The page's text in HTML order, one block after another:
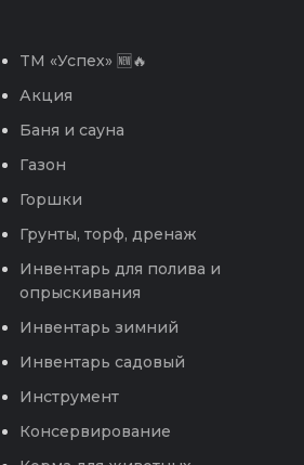
TM «Успех» 🆕🔥
Акция
Баня и сауна
Газон
Горшки
Грунты, торф, дренаж
Инвентарь для полива и
опрыскивания
Инвентарь зимний
Инвентарь садовый
Инструмент
Консервирование